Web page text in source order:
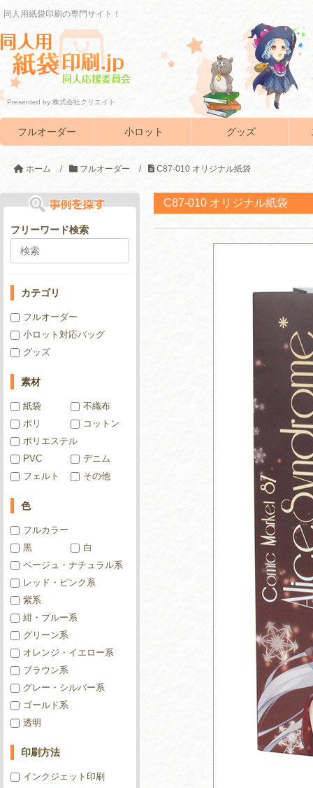
同人用紙袋印刷の専門サイト！
Presented by 株式会社クリエイト
フルオーダー 小ロット グッズ
ホーム / フルオーダー / C87-010 オリジナル紙袋
C87-010 オリジナル紙袋
フリーワード検索
カテゴリ
フルオーダー
小ロット対応バッグ
グッズ
素材
紙袋
不織布
ポリ
コットン
ポリエステル
PVC
デニム
フェルト
その他
色
フルカラー
黒
白
ベージュ・ナチュラル系
レッド・ピンク系
紫系
紺・ブルー系
グリーン系
オレンジ・イエロー系
ブラウン系
グレー・シルバー系
ゴールド系
透明
印刷方法
インクジェット印刷